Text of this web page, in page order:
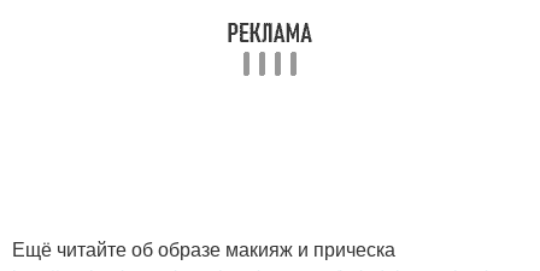
Ещё читайте об образе макияж и прическа